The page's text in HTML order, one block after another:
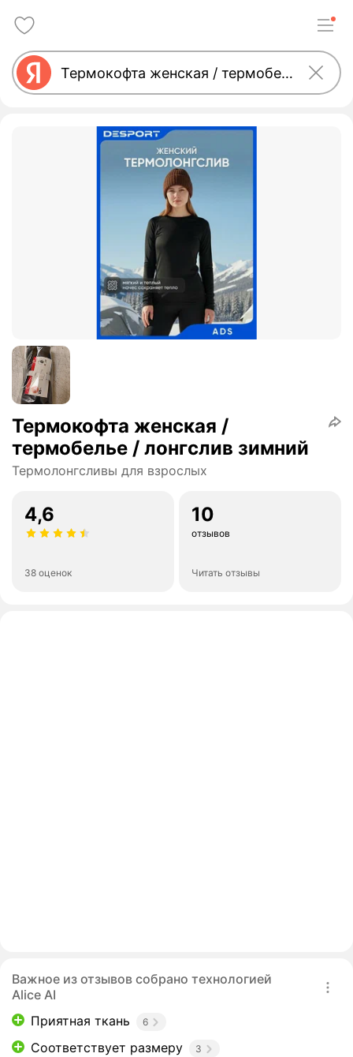
Термокофта женская /
термобелье / лонгслив зимний
Термолонгсливы для взрослых
4,6
38 оценок
10
отзывов
Читать отзывы
Важное из отзывов собрано технологией
Alice AI
Приятная ткань
6
Соответствует размеру 3